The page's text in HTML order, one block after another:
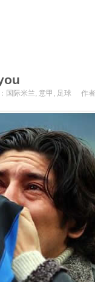
国际米兰, 意甲 , 足球 作者